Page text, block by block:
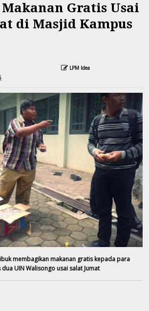
Gratis Usai
di Masjid Kampus
LPM Idea
membagikan makanan gratis kepada para
UIN Walisongo usai salat Jumat